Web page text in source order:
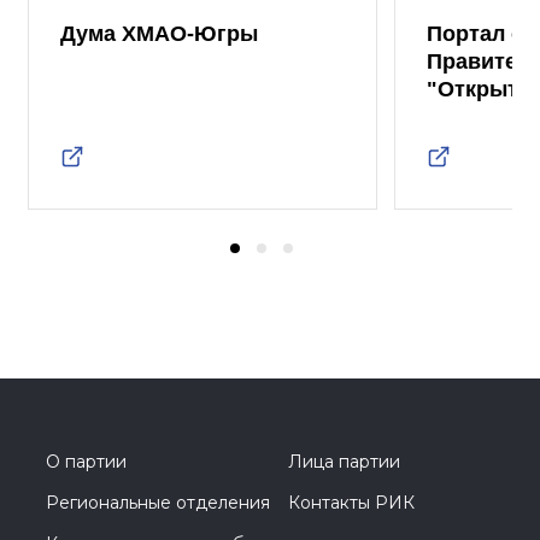
Дума ХМАО-Югры
Портал
О партии
Лица партии
Региональные отделения
Контакты РИК